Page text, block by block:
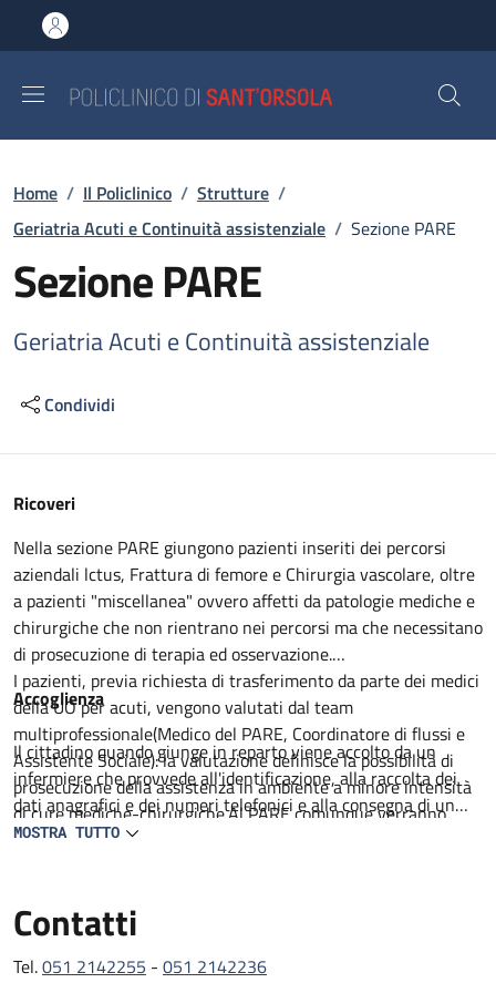
al contenuto principale
to footer content
Briciole di pane
Home / Il Policlinico / Strutture /
Geriatria Acuti e Continuità assistenziale / Sezione PARE
Sezione PARE
Geriatria Acuti e Continuità assistenziale
Condividi
Descrizione
Ricoveri
Nella sezione PARE giungono pazienti inseriti dei percorsi
aziendali lctus, Frattura di femore e Chirurgia vascolare, oltre
a pazienti "miscellanea" ovvero affetti da patologie mediche e
chirurgiche che non rientrano nei percorsi ma che necessitano
di prosecuzione di terapia ed osservazione.
I pazienti, previa richiesta di trasferimento da parte dei medici
della UO per acuti, vengono valutati dal team
multiprofessionale(Medico del PARE, Coordinatore di flussi e
Assistente Sociale): la valutazione definisce la possibilità di
prosecuzione della assistenza in ambiente a minore intensità
di cure mediche-chirurgiche.Al PARE comunque verranno
proseguiti percorsi medico terapeutici non ancora completati,
All'ingresso del paziente al PARE il team, composto da
Fisiatra e /o Fisioterapista con il coinvolgimento del Caregiver
Accoglienza
Il cittadino quando giunge in reparto viene accolto da un
infermiere che provvede all'identificazione, alla raccolta dei
dati anagrafici e dei numeri telefonici e alla consegna di un
prestampato con informazioni utili. Il degente viene
clinica ed infermieristica dove viene delineato il percorso
diagnostico e terapeutico e raccolti il consenso per tutte le
procedure che lo richiedono.
MOSTRA TUTTO
Contatti
Tel.051 2142255 - 051 2142236